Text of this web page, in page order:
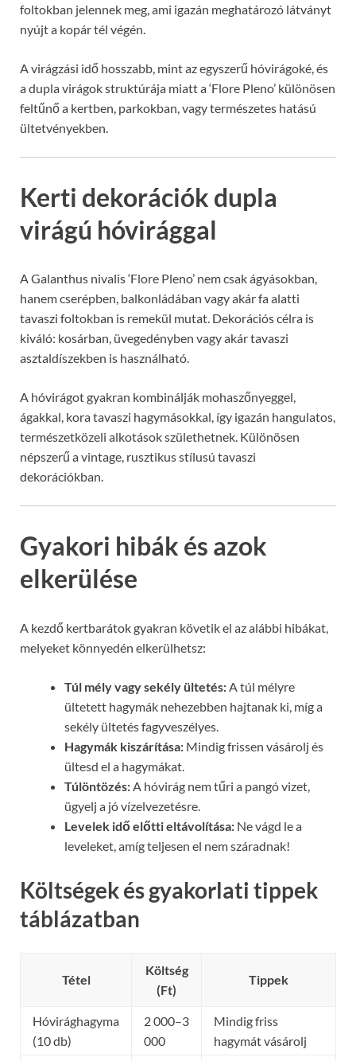
foltokban jelennek meg, ami igazán meghatározó látványt
nyújt a kopár tél végén.
A virágzási idő hosszabb, mint az egyszerű hóvirágoké, és
a dupla virágok struktúrája miatt a ‘Flore Pleno’ különösen
feltűnő a kertben, parkokban, vagy természetes hatású
ültetvényekben.
Kerti dekorációk dupla
virágú hóvirággal
A Galanthus nivalis ‘Flore Pleno’ nem csak ágyásokban,
hanem cserépben, balkonládában vagy akár fa alatti
tavaszi foltokban is remekül mutat. Dekorációs célra is
kiváló: kosárban, üvegedényben vagy akár tavaszi
asztaldíszekben is használható.
A hóvirágot gyakran kombinálják mohaszőnyeggel,
ágakkal, kora tavaszi hagymásokkal, így igazán hangulatos,
természetközeli alkotások születhetnek. Különösen
népszerű a vintage, rusztikus stílusú tavaszi
dekorációkban.
Gyakori hibák és azok
elkerülése
A kezdő kertbarátok gyakran követik el az alábbi hibákat,
melyeket könnyedén elkerülhetsz:
Túl mély vagy sekély ültetés:A túl mélyre
ültetett hagymák nehezebben hajtanak ki, míg a
sekély ültetés fagyveszélyes.
Hagymák kiszárítása: Mindig frissen vásárolj és
ültesd el a hagymákat.
Túlöntözés:A hóvirág nem tűri a pangó vizet,
ügyelj a jó vízelvezetésre.
Levelek idő előtti eltávolítása: Ne vágd le a
leveleket, amíg teljesen el nem száradnak!
Költségek és gyakorlati tippek
táblázatban
Tétel
Költség
(Ft)
Tippek
Hóvirághagyma
(10 db)
2 000–3
000
Mindig friss
hagymát vásárolj